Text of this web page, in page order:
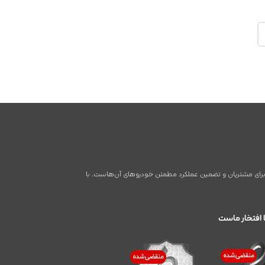
برای مشتریان و تضمین عملکرد مطمئن خودروهای آن‌هاست. با
افتخار ماست